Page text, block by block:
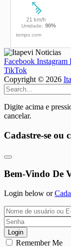
Facebook Instagram
TikTok
Copyright © 2026
Digite acima e
cancelar.
Cadastre-se ou
Bem-Vindo De
Login below or
Login
Remember Me